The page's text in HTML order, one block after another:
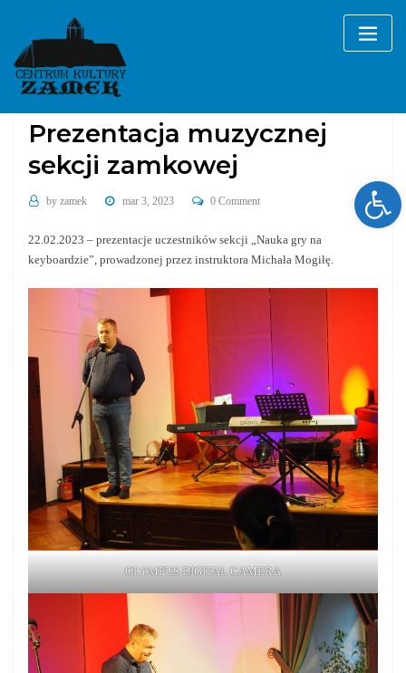
content
Galerie
Prezentacja muzycznej
sekcji zamkowej
by zamek mar 3, 2023 0 Comment
22.02.2023 – prezentacje uczestników sekcji „Nauka gry na
keyboardzie”, prowadzonej przez instruktora Michała Mogiłę.
OLYMPUS DIGITAL CAMERA